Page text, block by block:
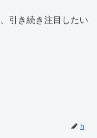
引き続き注目したい
h